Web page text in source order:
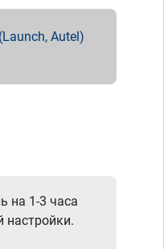
Autel)
на 1-3 часа
настройки.